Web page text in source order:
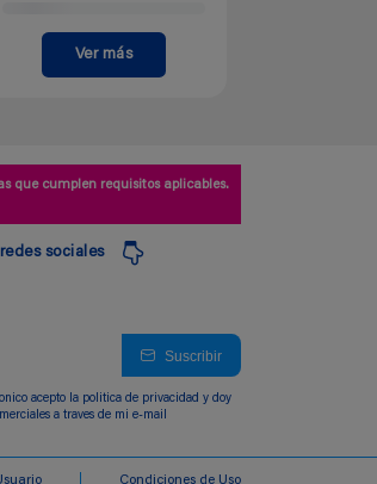
Ver más
que cumplen requisitos aplicables.
sociales
Suscribir
acepto la politica de privacidad y doy
a traves de mi e-mail
Condiciones de Uso